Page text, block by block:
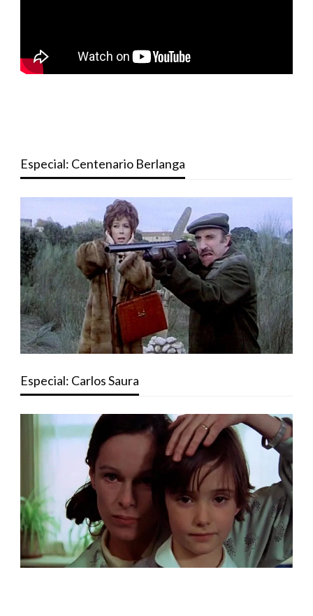
Especial: Centenario Berlanga
Especial: Carlos Saura